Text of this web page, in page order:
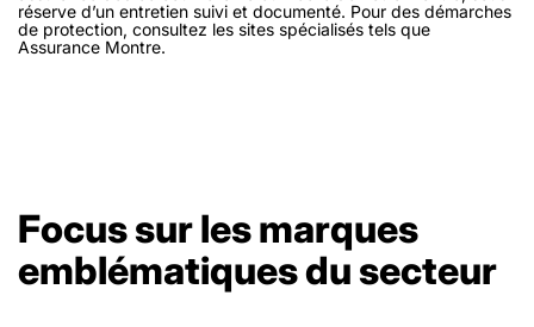
réserve d’un entretien suivi et documenté. Pour des démarches
de protection, consultez les sites spécialisés tels que
Assurance Montre.
Focus sur les marques
emblématiques du secteur